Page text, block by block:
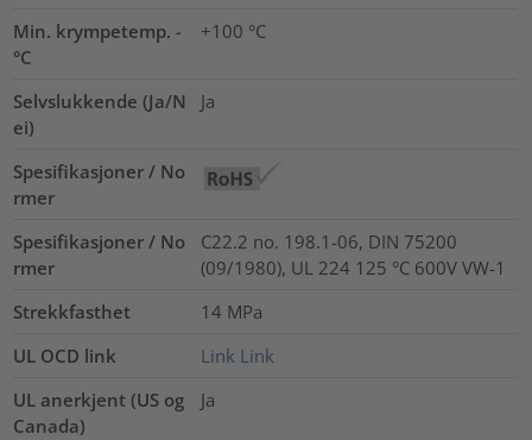
Min. krympetemp. -
°C
+100 °C
Selvslukkende (Ja/N
ei)
Ja
Spesifikasjoner / No
rmer
Spesifikasjoner / No
rmer
C22.2 no. 198.1-06, DIN 75200
(09/1980), UL 224 125 °C 600V VW-1
Strekkfasthet
14 MPa
UL OCD link
Link Link
UL anerkjent (US og
Canada)
Ja